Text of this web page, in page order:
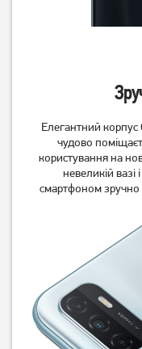
Смартфон Xiaomi Redmi
Blue NFC (Global) (із
зарядним пристроєм)
грн
9 449грн
Елегантний корпус
чудово
користування на
невеликій
смартфоном зручно